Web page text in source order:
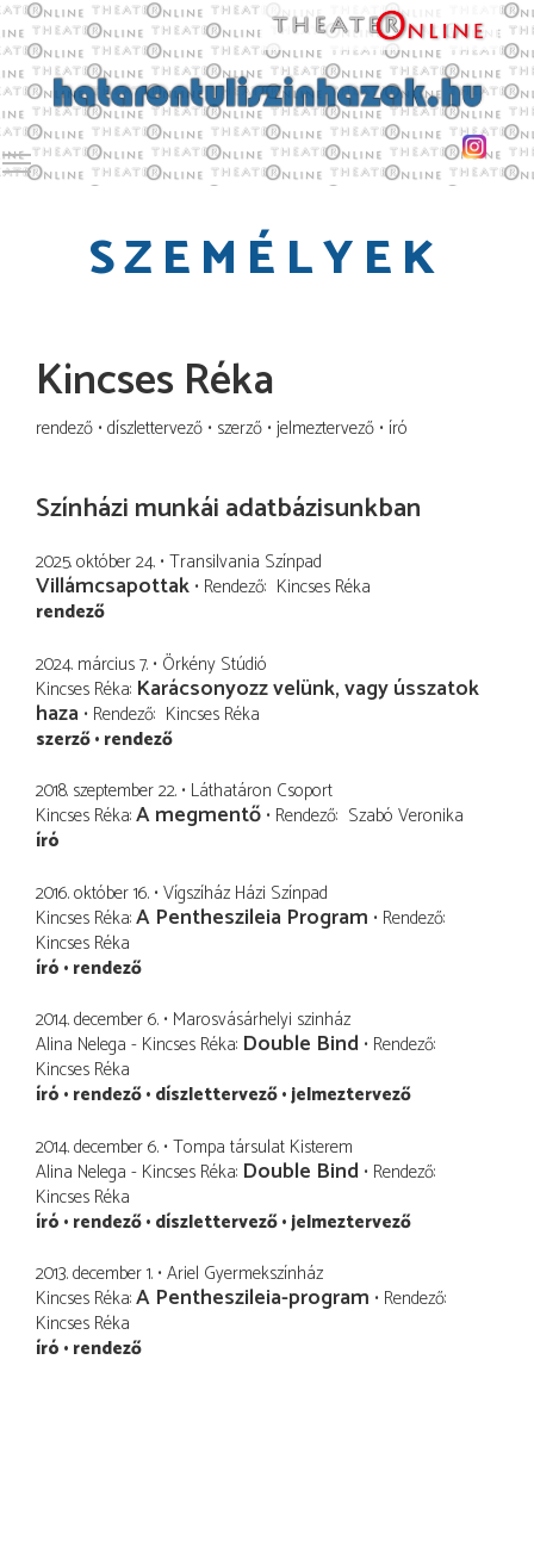
Toggle main menu visibility
SZEMÉLYEK
Kincses Réka
rendező díszlettervező szerző jelmeztervező író
Színházi munkái adatbázisunkban
2025. október 24. Transilvania Színpad
Villámcsapottak Rendező Kincses Réka
rendező
2024. március 7. Örkény Stúdió
Kincses Réka Karácsonyozz velünk, vagy ússzatok
haza Rendező Kincses Réka
szerző rendező
2018. szeptember 22. Láthatáron Csoport
Kincses Réka A megmentő Rendező Szabó Veronika
író
2016. október 16. Vígszíház Házi Színpad
Kincses Réka A Pentheszileia Program Rendező
Kincses Réka
író rendező
2014. december 6. Marosvásárhelyi szinház
Alina Nelega - Kincses Réka Double Bind Rendező
Kincses Réka
író rendező díszlettervező jelmeztervező
2014. december 6. Tompa társulat Kisterem
Alina Nelega - Kincses Réka Double Bind Rendező
Kincses Réka
író rendező díszlettervező jelmeztervező
2013. december 1. Ariel Gyermekszínház
Kincses Réka A Pentheszileia-program Rendező
Kincses Réka
író rendező